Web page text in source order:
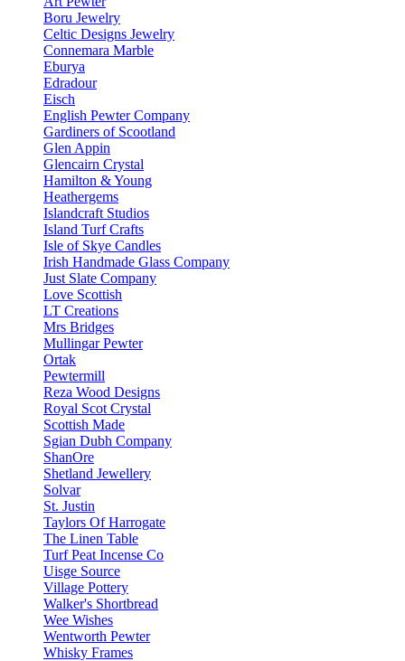
Boru Jewelry
Celtic Designs Jewelry
Connemara Marble
Eburya
Edradour
Eisch
English Pewter Company
Gardiners of Scootland
Glen Appin
Glencairn Crystal
Hamilton & Young
Heathergems
Islandcraft Studios
Island Turf Crafts
Isle of Skye Candles
Irish Handmade Glass Company
Just Slate Company
Love Scottish
LT Creations
Mrs Bridges
Mullingar Pewter
Ortak
Pewtermill
Reza Wood Designs
Royal Scot Crystal
Scottish Made
Sgian Dubh Company
ShanOre
Shetland Jewellery
Solvar
St. Justin
Taylors Of Harrogate
The Linen Table
Turf Peat Incense Co
Uisge Source
Village Pottery
Walker's Shortbread
Wee Wishes
Wentworth Pewter
Whisky Frames